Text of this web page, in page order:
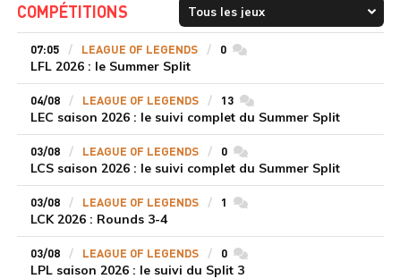
COMPÉTITIONS
07:05 LEAGUE OF LEGENDS 0commentaires
LFL 2026 : le Summer Split
04/08 LEAGUE OF LEGENDS 13commentaires
LEC saison 2026 : le suivi complet du Summer Split
03/08 LEAGUE OF LEGENDS 0commentaires
LCS saison 2026 : le suivi complet du Summer Split
03/08 LEAGUE OF LEGENDS 1 commentaires
LCK 2026 : Rounds 3-4
03/08 LEAGUE OF LEGENDS 0commentaires
LPL saison 2026 : le suivi du Split 3